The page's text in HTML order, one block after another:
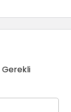
Gerekli